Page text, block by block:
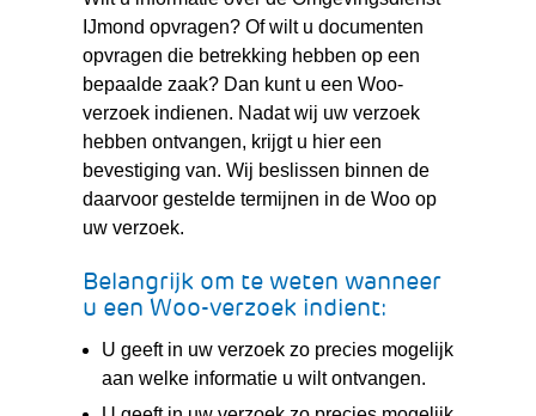
IJmond opvragen? Of wilt u documenten
opvragen die betrekking hebben op een
bepaalde zaak? Dan kunt u een Woo-
verzoek indienen. Nadat wij uw verzoek
hebben ontvangen, krijgt u hier een
bevestiging van. Wij beslissen binnen de
daarvoor gestelde termijnen in de Woo op
uw verzoek.
Belangrijk om te weten wanneer
u een Woo-verzoek indient:
U geeft in uw verzoek zo precies mogelijk
aan welke informatie u wilt ontvangen.